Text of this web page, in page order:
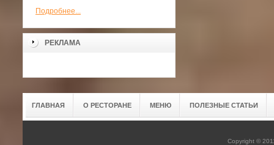
Подробнее...
РЕКЛАМА
ГЛАВНАЯ О РЕСТОРАНЕ МЕНЮ ПОЛЕЗНЫЕ СТАТЬИ
Copyright ©